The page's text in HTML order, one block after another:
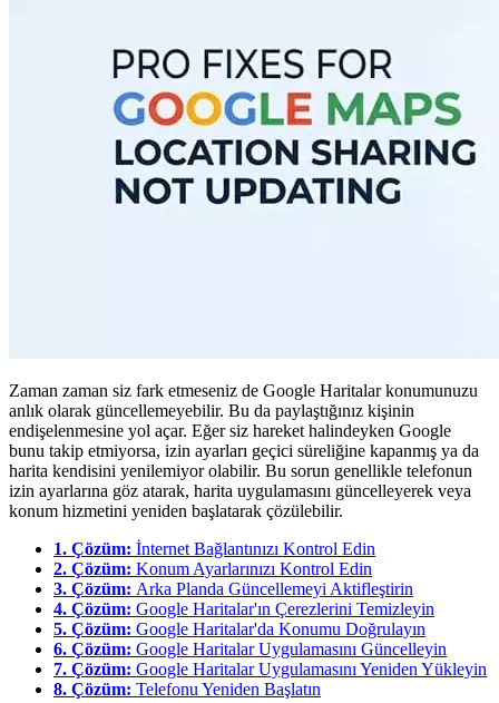
Zaman zaman siz fark etmeseniz de Google Haritalar konumunuzu
anlık olarak güncellemeyebilir. Bu da paylaştığınız kişinin
endişelenmesine yol açar. Eğer siz hareket halindeyken Google
bunu takip etmiyorsa, izin ayarları geçici süreliğine kapanmış ya da
harita kendisini yenilemiyor olabilir. Bu sorun genellikle telefonun
izin ayarlarına göz atarak, harita uygulamasını güncelleyerek veya
konum hizmetini yeniden başlatarak çözülebilir.
1. Çözüm: İnternet Bağlantınızı Kontrol Edin
2. Çözüm: Konum Ayarlarınızı Kontrol Edin
3. Çözüm: Arka Planda Güncellemeyi Aktifleştirin
4. Çözüm: Google Haritalar'ın Çerezlerini Temizleyin
5. Çözüm: Google Haritalar'da Konumu Doğrulayın
6. Çözüm: Google Haritalar Uygulamasını Güncelleyin
7. Çözüm: Google Haritalar Uygulamasını Yeniden Yükleyin
8. Çözüm: Telefonu Yeniden Başlatın